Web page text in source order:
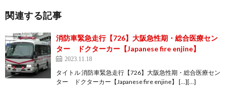
関連する記事
消防車緊急走行【726】大阪急性期・総合医療セン
ター ドクターカー【Japanese fire enjine】
2023.11.18
タイトル 消防車緊急走行【726】大阪急性期・総合医療セン
ター ドクターカー【Japanese fire enjine】 […][…]